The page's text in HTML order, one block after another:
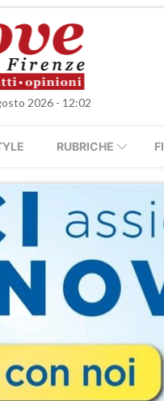
2026 - 12:02
RUBRICHE